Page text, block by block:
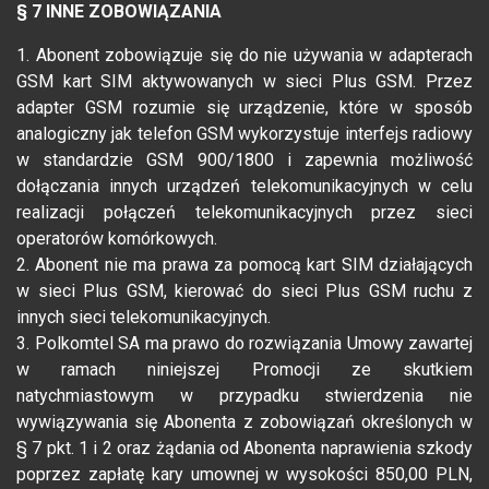
§ 7 INNE ZOBOWIĄZANIA
1. Abonent zobowiązuje się do nie używania w adapterach
GSM kart SIM aktywowanych w sieci Plus GSM. Przez
adapter GSM rozumie się urządzenie, które w sposób
analogiczny jak telefon GSM wykorzystuje interfejs radiowy
w standardzie GSM 900/1800 i zapewnia możliwość
dołączania innych urządzeń telekomunikacyjnych w celu
realizacji połączeń telekomunikacyjnych przez sieci
operatorów komórkowych.
2. Abonent nie ma prawa za pomocą kart SIM działających
w sieci Plus GSM, kierować do sieci Plus GSM ruchu z
innych sieci telekomunikacyjnych.
3. Polkomtel SA ma prawo do rozwiązania Umowy zawartej
w ramach niniejszej Promocji ze skutkiem
natychmiastowym w przypadku stwierdzenia nie
wywiązywania się Abonenta z zobowiązań określonych w
§ 7 pkt. 1 i 2 oraz żądania od Abonenta naprawienia szkody
poprzez zapłatę kary umownej w wysokości 850,00 PLN,